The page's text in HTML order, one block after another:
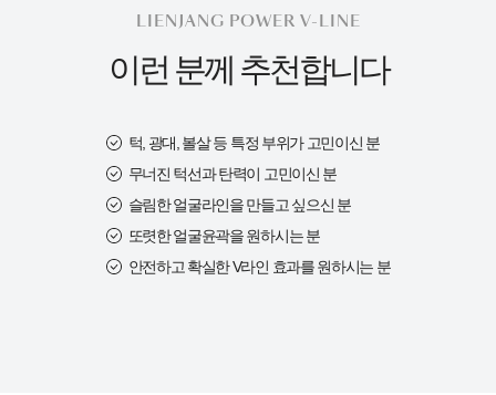
LIENJANG POWER V-LINE
이런 분께 추천합니다
턱, 광대, 볼살 등 특정 부위가 고민이신 분
무너진 턱선과 탄력이 고민이신 분
슬림한 얼굴라인을 만들고 싶으신 분
또렷한 얼굴윤곽을 원하시는 분
안전하고 확실한 V라인 효과를 원하시는 분